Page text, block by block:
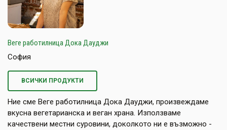
Веге работилница Дока Дауджи
София
ВСИЧКИ ПРОДУКТИ
Ние сме Веге работилница Дока Дауджи, произвеждаме
вкусна вегетарианска и веган храна. Използваме
качествени местни суровини, доколкото ни е възможно -